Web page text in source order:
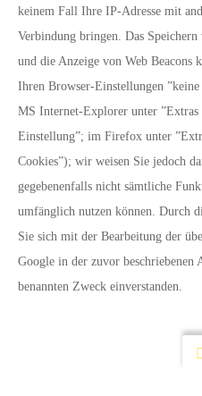
keinem Fall Ihre IP-Adresse mit
Verbindung bringen. Das
und die Anzeige von Web Beacons
Ihren Browser-Einstellungen
MS Internet-Explorer unter
Einstellung”; im Firefox unter
Cookies”); wir weisen Sie jedoch
gegebenenfalls nicht sämtliche
umfänglich nutzen können. Durch
Sie sich mit der Bearbeitung der
Google in der zuvor beschriebenen
benannten Zweck einverstanden.